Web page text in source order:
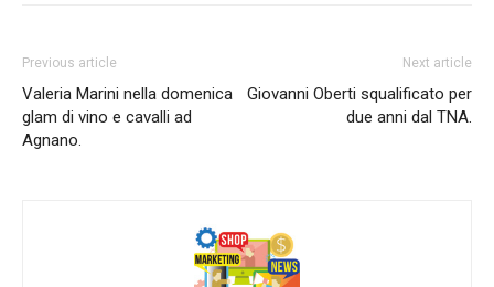
Previous article
Valeria Marini nella domenica
glam di vino e cavalli ad
Agnano.
Next article
Giovanni Oberti squalificato per
due anni dal TNA.